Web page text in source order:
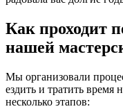
Как проходит
нашей
Мы организовали
ездить и тратить время
несколько этапов: